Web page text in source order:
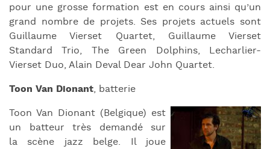
pour une grosse formation est en cours ainsi qu’un
grand nombre de projets. Ses projets actuels sont
Guillaume Vierset Quartet, Guillaume Vierset
Standard Trio, The Green Dolphins, Lecharlier-
Vierset Duo, Alain Deval Dear John Quartet.
Toon Van Dionant, batterie
Toon Van Dionant (Belgique) est
un batteur très demandé sur
la scène jazz belge. Il joue